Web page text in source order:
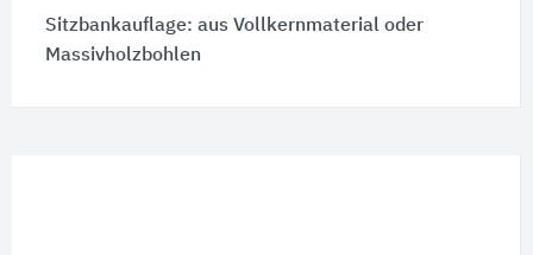
Sitzbankauflage: aus Vollkernmaterial oder
Massivholzbohlen